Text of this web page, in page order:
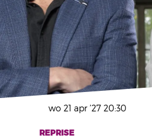
REPRISE
wo 21 apr ’27 20:30